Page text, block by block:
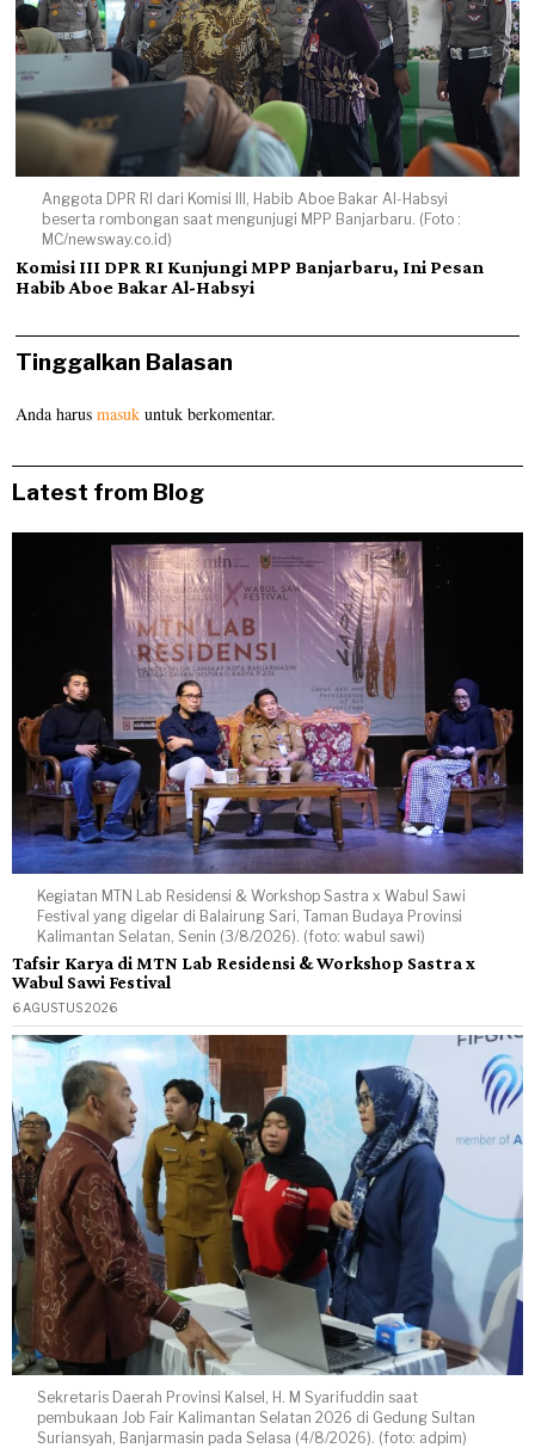
Anggota DPR RI dari Komisi III, Habib Aboe Bakar Al-Habsyi
beserta rombongan saat mengunjugi MPP Banjarbaru. (Foto :
MC/newsway.co.id)
Komisi III DPR RI Kunjungi MPP Banjarbaru, Ini Pesan
Habib Aboe Bakar Al-Habsyi
Tinggalkan Balasan
Anda harusmasuk untuk berkomentar.
Latest from Blog
Kegiatan MTN Lab Residensi & Workshop Sastra x Wabul Sawi
Festival yang digelar di Balairung Sari, Taman Budaya Provinsi
Kalimantan Selatan, Senin (3/8/2026). (foto: wabul sawi)
Tafsir Karya di MTN Lab Residensi & Workshop Sastra x
Wabul Sawi Festival
6 AGUSTUS 2026
Sekretaris Daerah Provinsi Kalsel, H. M Syarifuddin saat
pembukaan Job Fair Kalimantan Selatan 2026 di Gedung Sultan
Suriansyah, Banjarmasin pada Selasa (4/8/2026). (foto: adpim)